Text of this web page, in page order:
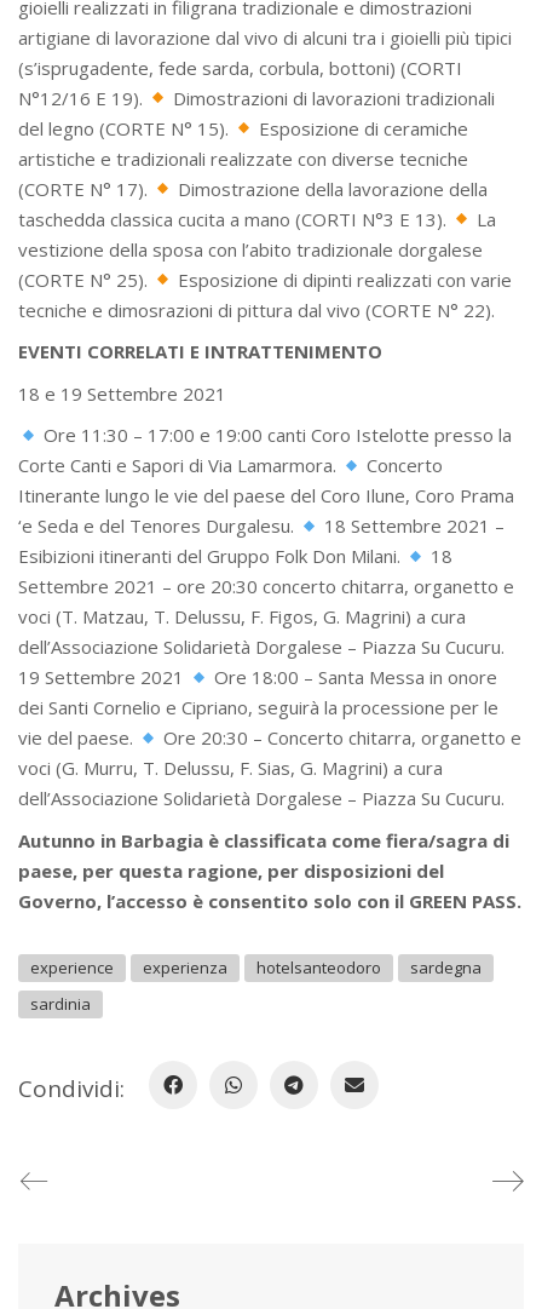
gioielli realizzati in filigrana tradizionale e dimostrazioni
artigiane di lavorazione dal vivo di alcuni tra i gioielli più tipici
(s’isprugadente, fede sarda, corbula, bottoni) (CORTI
N°12/16 E 19).
Dimostrazioni di lavorazioni tradizionali
del legno (CORTE N° 15).
Esposizione di ceramiche
artistiche e tradizionali realizzate con diverse tecniche
(CORTE N° 17).
Dimostrazione della lavorazione della
taschedda classica cucita a mano (CORTI N°3 E 13).
La
vestizione della sposa con l’abito tradizionale dorgalese
(CORTE N° 25).
Esposizione di dipinti realizzati con varie
tecniche e dimosrazioni di pittura dal vivo (CORTE N° 22).
EVENTI CORRELATI E INTRATTENIMENTO
18 e 19 Settembre 2021
Ore 11:30 – 17:00 e 19:00 canti Coro Istelotte presso la
Corte Canti e Sapori di Via Lamarmora.
Concerto
Itinerante lungo le vie del paese del Coro Ilune, Coro Prama
‘e Seda e del Tenores Durgalesu.
18 Settembre 2021 –
Esibizioni itineranti del Gruppo Folk Don Milani.
18
Settembre 2021 – ore 20:30 concerto chitarra, organetto e
voci (T. Matzau, T. Delussu, F. Figos, G. Magrini) a cura
dell’Associazione Solidarietà Dorgalese – Piazza Su Cucuru.
19 Settembre 2021
Ore 18:00 – Santa Messa in onore
dei Santi Cornelio e Cipriano, seguirà la processione per le
vie del paese.
Ore 20:30 – Concerto chitarra, organetto e
voci (G. Murru, T. Delussu, F. Sias, G. Magrini) a cura
dell’Associazione Solidarietà Dorgalese – Piazza Su Cucuru.
Autunno in Barbagia è classificata come fiera/sagra di
paese, per questa ragione, per disposizioni del
Governo, l’accesso è consentito solo con il GREEN PASS.
experience experienza hotelsanteodoro
sardegna
sardinia
Condividi:
Archives